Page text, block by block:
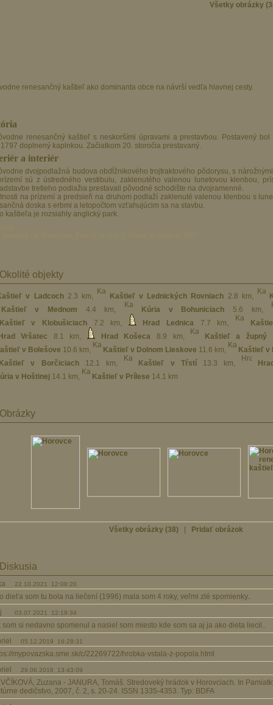
Všetky obrázky
renesančný kaštieľ ako dominanta obce na návrší vedľa hlavnej cesty.
doplnený kaplnkou. Začiatkom 20. storočia prestavaný.
a interiér
sú z ústredného vestibulu, zaklenutého valenou lunetovou klenbou,
tretieho podlažia prestavali pôvodné schodište na dvojramenné.
na prízemí a predsieň na druhom podlaží zaklenuté valenou klenbou s
doska s erbmi a letopočtom vzťahujúcim sa na stavbu.
kaštieľa je rozsiahly anglický park.
Okolité objekty
v Ladcoch2.3 km, Kaštieľ v Lednických Rovniach 2.8 km,
Kaštieľ v Mednom 4.4 km, Kúria v Bohuniciach 5.6 km,
Kaštieľ v Klobušiciach7.2 km, Hrad Lednica 7.7 km,
Hrad Vršatec 8.1 km, Hrad Košeca 8.9 km,
Kaštieľ a župný
v Bolešove 10.6 km, Kaštieľ v Dolnom Lieskove 11.6 km,
Kaštieľ v
Kaštieľ v Borčiciach12.1 km, Kaštieľ v Tŕstí13.3 km,
v Hoštinej 14.1 km, Kaštieľ v Prílese 14.1 km
Obrázky
Všetky obrázky (38) Pridať obrázok
Diskusia
22.10.2021 12:08:20
dieťa som tu bola na liečení (1996) mala som 4 roky, veľmi zlé spomienky..
03.07.2021 12:19:34
som si nedavno spomenul a nasiel som miesto kde som sa aj ja ako dieta liecil..
05.12.2019 16:28:31
mypovazska.sme.sk/c/22269722/hrobka-vstala-z-popola.html
29.06.2016 13:43:09
Zuzana - JANURA, Tomáš. Stredoveký hrádok v Horovciach. In
dedičstvo, 2007, č. 2, s. 20-24. ISSN 1335-4353. Typ: BDFA